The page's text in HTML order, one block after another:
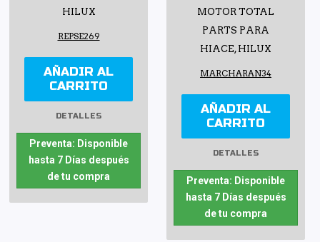
HILUX
REPSE269
AÑADIR AL
CARRITO
DETALLES
Preventa: Disponible
hasta 7 Días después
de tu compra
MOTOR TOTAL
PARTS PARA
HIACE, HILUX
MARCHARAN34
AÑADIR AL
CARRITO
DETALLES
Preventa: Disponible
hasta 7 Días después
de tu compra